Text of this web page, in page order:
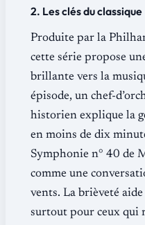
2. Les clés du classique
Produite par la
cette série propose
brillante vers la
épisode, un chef-
historien explique la
en moins de dix
Symphonie n° 40 de
comme une
vents. La brièveté
surtout pour ceux qui